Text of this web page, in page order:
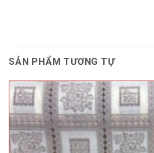
SẢN PHẨM TƯƠNG TỰ